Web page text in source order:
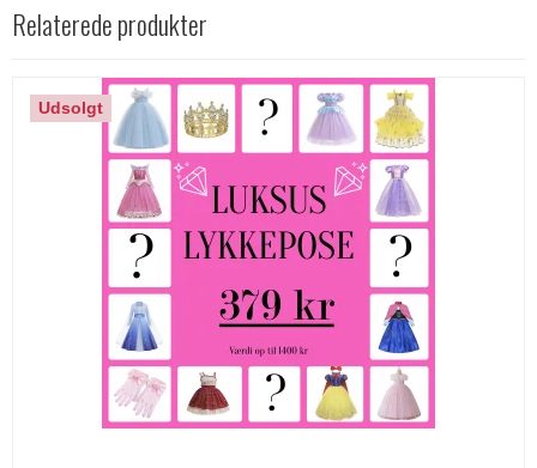
Relaterede produkter
Udsolgt